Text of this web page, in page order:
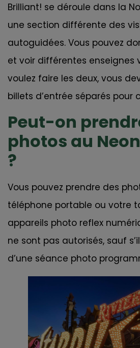
Brilliant! se déroule dans la
une section différente des
autoguidées. Vous pouvez
et voir différentes enseignes
voulez faire les deux, vous
billets d’entrée séparés pour
Peut-on
photos au
?
Vous pouvez prendre des
téléphone portable ou votre
appareils photo reflex
ne sont pas autorisés, sauf
d’une séance photo